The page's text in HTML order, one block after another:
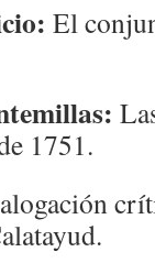
El
1751.